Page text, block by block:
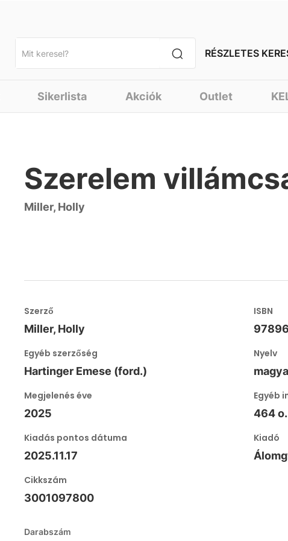
RÉSZLETES
Sikerlista Akciók Outlet
Szerelem
Miller, Holly
Szerző
Miller, Holly
ISBN
Egyéb szerzőség
Hartinger Emese (ford.)
Nyelv
Megjelenés éve
2025
Egyéb
464 o.
Kiadás pontos dátuma
2025.11.17
Kiadó
Cikkszám
3001097800
Darabszám